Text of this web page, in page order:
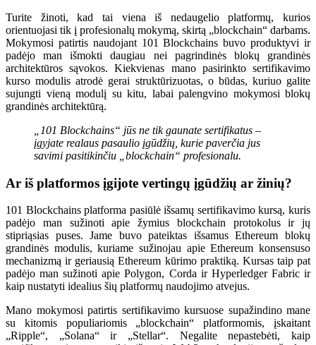
Turite žinoti, kad tai viena iš nedaugelio platformų, kurios
orientuojasi tik į profesionalų mokymą, skirtą „blockchain“ darbams.
Mokymosi patirtis naudojant 101 Blockchains buvo produktyvi ir
padėjo man išmokti daugiau nei pagrindinės blokų grandinės
architektūros sąvokos. Kiekvienas mano pasirinkto sertifikavimo
kurso modulis atrodė gerai struktūrizuotas, o būdas, kuriuo galite
sujungti vieną modulį su kitu, labai palengvino mokymosi blokų
grandinės architektūrą.
„101 Blockchains“ jūs ne tik gaunate sertifikatus –
įgyjate realaus pasaulio įgūdžių, kurie paverčia jus
savimi pasitikinčiu „blockchain“ profesionalu.
Ar iš platformos įgijote vertingų įgūdžių ar žinių?
101 Blockchains platforma pasiūlė išsamų sertifikavimo kursą, kuris
padėjo man sužinoti apie žymius blockchain protokolus ir jų
stipriąsias puses. Jame buvo pateiktas išsamus Ethereum blokų
grandinės modulis, kuriame sužinojau apie Ethereum konsensuso
mechanizmą ir geriausią Ethereum kūrimo praktiką. Kursas taip pat
padėjo man sužinoti apie Polygon, Corda ir Hyperledger Fabric ir
kaip nustatyti idealius šių platformų naudojimo atvejus.
Mano mokymosi patirtis sertifikavimo kursuose supažindino mane
su kitomis populiariomis „blockchain“ platformomis, įskaitant
„Ripple“, „Solana“ ir „Stellar“. Negalite nepastebėti, kaip